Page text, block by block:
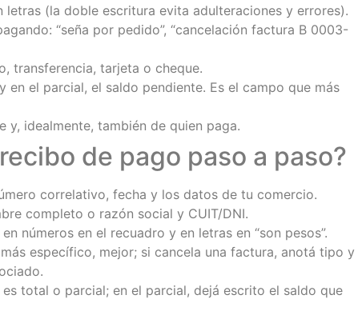
(la doble escritura evita adulteraciones y errores).
“seña por pedido”, “cancelación factura B 0003-
transferencia, tarjeta o cheque.
en el parcial, el saldo pendiente. Es el campo que más
y, idealmente, también de quien paga.
de pago paso a paso?
correlativo, fecha y los datos de tu comercio.
completo o razón social y CUIT/DNI.
en números en el recuadro y en letras en “son pesos”.
específico, mejor; si cancela una factura, anotá tipo y
total o parcial; en el parcial, dejá escrito el saldo que